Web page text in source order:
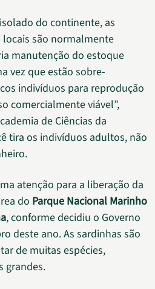
do continente, as
são normalmente
manutenção do estoque
vez que estão sobre-
indivíduos para reprodução
comercialmente viável”,
de Ciências da
tira os indivíduos adultos, não
atenção para a liberação da
do Parque Nacional Marinho
, conforme decidiu o Governo
deste ano. As sardinhas são
de muitas espécies,
grandes.